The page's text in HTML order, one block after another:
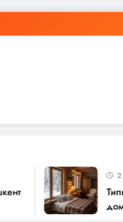
2
Типы
домах